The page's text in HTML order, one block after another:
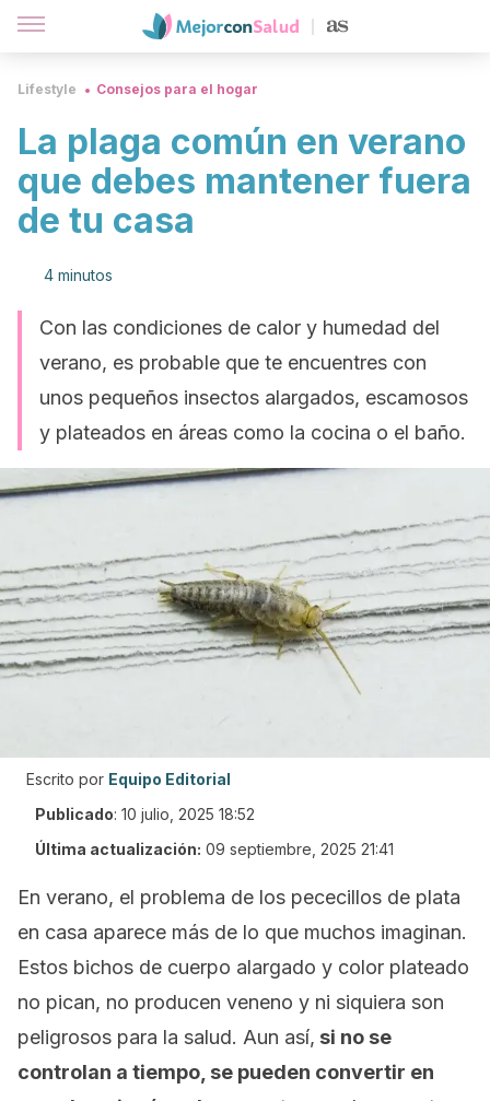
Lifestyle Consejos para el hogar
La plaga común en verano
que debes mantener fuera
de tu casa
4 minutos
Con las condiciones de calor y humedad del
verano, es probable que te encuentres con
unos pequeños insectos alargados, escamosos
y plateados en áreas como la cocina o el baño.
Escrito por Equipo Editorial
Publicado: 10 julio, 2025 18:52
Última actualización: 09 septiembre, 2025 21:41
En verano, el problema de los pececillos de plata
en casa aparece más de lo que muchos imaginan.
Estos bichos de cuerpo alargado y color plateado
no pican, no producen veneno y ni siquiera son
peligrosos para la salud. Aun así, si no se
controlan a tiempo, se pueden convertir en